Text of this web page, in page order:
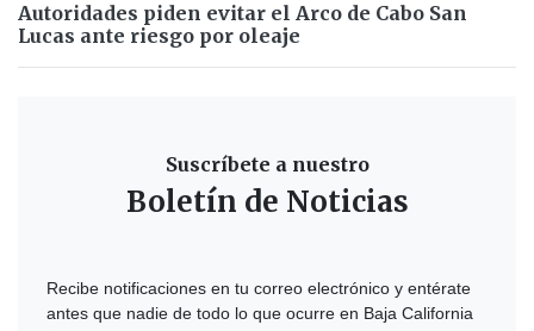
Autoridades piden evitar el Arco de Cabo San
Lucas ante riesgo por oleaje
Suscríbete a nuestro
Boletín de Noticias
Recibe notificaciones en tu correo electrónico y entérate
antes que nadie de todo lo que ocurre en Baja California